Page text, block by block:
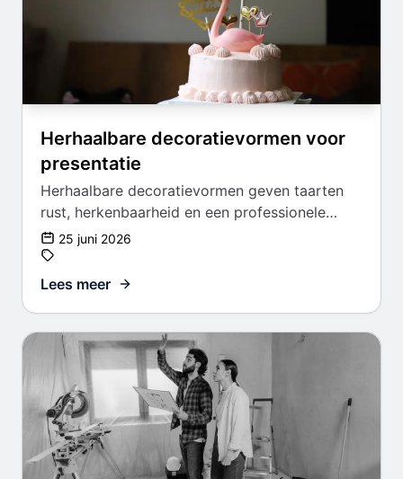
Herhaalbare decoratievormen voor
presentatie
Herhaalbare decoratievormen geven taarten
rust, herkenbaarheid en een professionele
uitstraling.
25 juni 2026
Lees meer